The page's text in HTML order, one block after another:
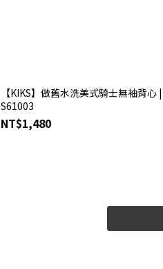
【KIKS】做舊水洗美式騎士無袖背心 |
S61003
NT$1,480